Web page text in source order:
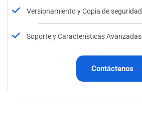
Versionamiento y Copia de seguridad
Soporte y Características Avanzadas
Contáctenos